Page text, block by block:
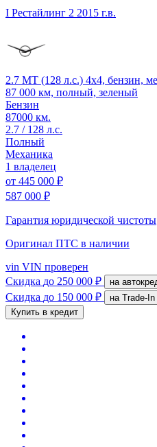
I Рестайлинг 2 2015 г.в.
2.7 MT (128 л.с.) 4x4, бензин,
87 000 км, полный, зеленый
Бензин
87000 км.
2.7 / 128 л.с.
Полный
Механика
1 владелец
от 445 000 ₽
587 000 ₽
Гарантия юридической чистоты
Оригинал ПТС в наличии
vin VIN проверен
Скидка до 250 000 ₽ на
Скидка до 150 000 ₽
на Trade-In
Купить в кредит